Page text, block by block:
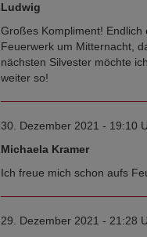
Ludwig
Großes Kompliment!
Feuerwerk um Mitternacht,
nächsten Silvester möchte
weiter so!
30. Dezember 2021 - 19:10
Michaela Kramer
Ich freue mich schon aufs
29. Dezember 2021 - 21:28